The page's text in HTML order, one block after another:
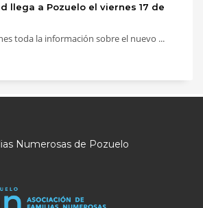
llega a Pozuelo el viernes 17 de
toda la información sobre el nuevo ...
Numerosas de Pozuelo